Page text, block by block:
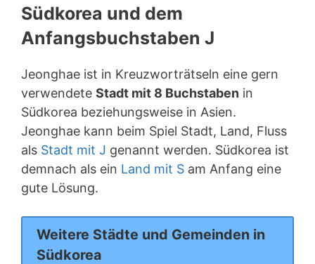
Südkorea und dem
Anfangsbuchstaben J
Jeonghae ist in Kreuzworträtseln eine gern
verwendete Stadt mit 8 Buchstaben in
Südkorea beziehungsweise in Asien.
Jeonghae kann beim Spiel Stadt, Land, Fluss
als Stadt mit J genannt werden. Südkorea ist
demnach als ein Land mit S am Anfang eine
gute Lösung.
Weitere Städte und Gemeinden in
Südkorea